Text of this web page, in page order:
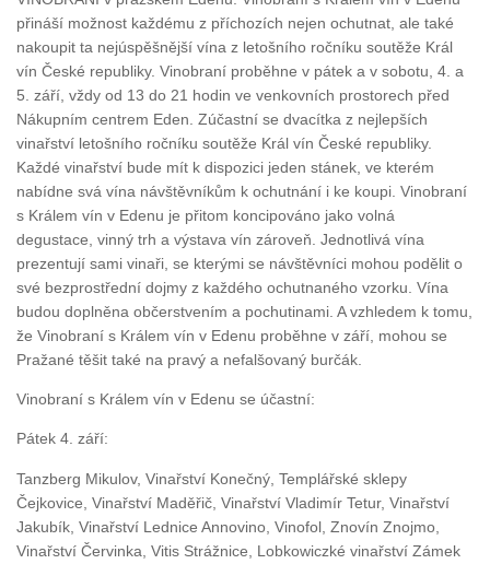
přináší možnost každému z příchozích nejen ochutnat, ale také
nakoupit ta nejúspěšnější vína z letošního ročníku soutěže Král
vín České republiky. Vinobraní proběhne v pátek a v sobotu, 4. a
5. září, vždy od 13 do 21 hodin ve venkovních prostorech před
Nákupním centrem Eden. Zúčastní se dvacítka z nejlepších
vinařství letošního ročníku soutěže Král vín České republiky.
Každé vinařství bude mít k dispozici jeden stánek, ve kterém
nabídne svá vína návštěvníkům k ochutnání i ke koupi. Vinobraní
s Králem vín v Edenu je přitom koncipováno jako volná
degustace, vinný trh a výstava vín zároveň. Jednotlivá vína
prezentují sami vinaři, se kterými se návštěvníci mohou podělit o
své bezprostřední dojmy z každého ochutnaného vzorku. Vína
budou doplněna občerstvením a pochutinami. A vzhledem k tomu,
že Vinobraní s Králem vín v Edenu proběhne v září, mohou se
Pražané těšit také na pravý a nefalšovaný burčák.
Vinobraní s Králem vín v Edenu se účastní:
Pátek 4. září:
Tanzberg Mikulov, Vinařství Konečný, Templářské sklepy
Čejkovice, Vinařství Maděřič, Vinařství Vladimír Tetur, Vinařství
Jakubík, Vinařství Lednice Annovino, Vinofol, Znovín Znojmo,
Vinařství Červinka, Vitis Strážnice, Lobkowiczké vinařství Zámek